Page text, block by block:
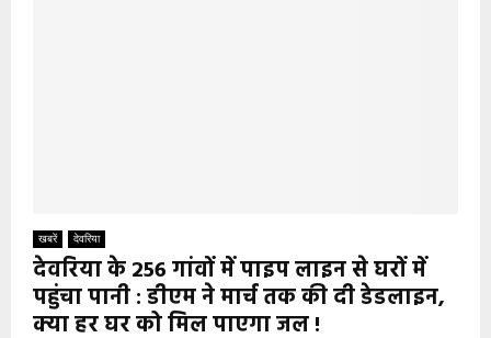
खबरें देवरिया
देवरिया के 256 गांवों में पाइप लाइन से घरों में
पहुंचा पानी : डीएम ने मार्च तक की दी डेडलाइन,
क्या हर घर को मिल पाएगा जल !